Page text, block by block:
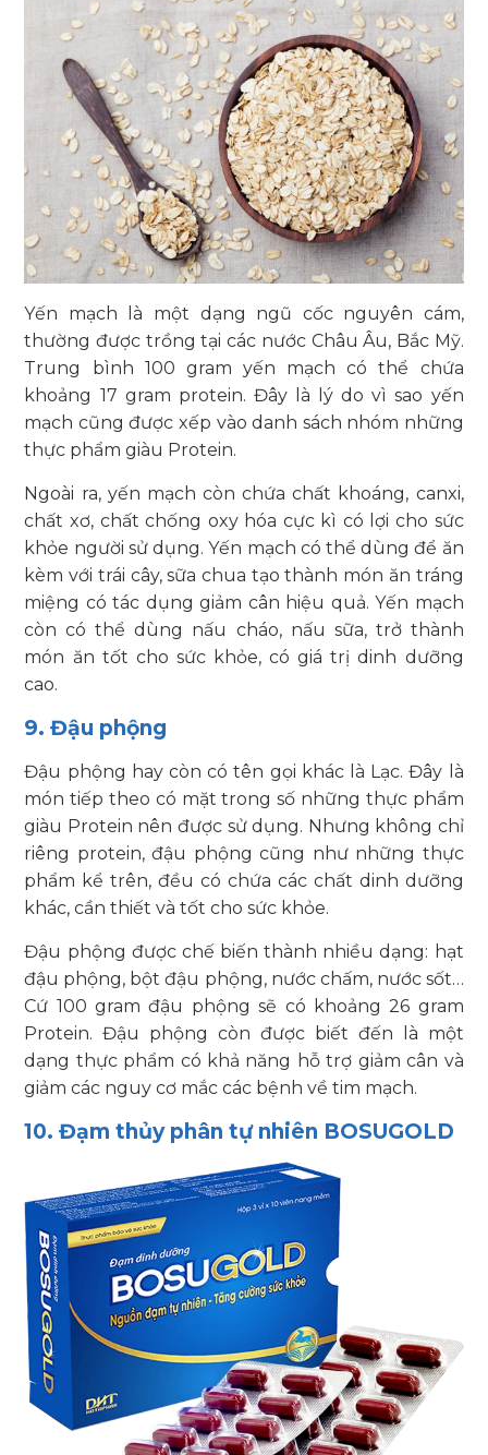
Yến mạch là một dạng ngũ cốc nguyên cám,
thường được trồng tại các nước Châu Âu, Bắc Mỹ.
Trung bình 100 gram yến mạch có thể chứa
khoảng 17 gram protein. Đây là lý do vì sao yến
mạch cũng được xếp vào danh sách nhóm những
thực phẩm giàu Protein.
Ngoài ra, yến mạch còn chứa chất khoáng, canxi,
chất xơ, chất chống oxy hóa cực kì có lợi cho sức
khỏe người sử dụng. Yến mạch có thể dùng để ăn
kèm với trái cây, sữa chua tạo thành món ăn tráng
miệng có tác dụng giảm cân hiệu quả. Yến mạch
còn có thể dùng nấu cháo, nấu sữa, trở thành
món ăn tốt cho sức khỏe, có giá trị dinh dưỡng
cao.
9. Đậu phộng
Đậu phộng hay còn có tên gọi khác là Lạc. Đây là
món tiếp theo có mặt trong số những thực phẩm
giàu Protein nên được sử dụng. Nhưng không chỉ
riêng protein, đậu phộng cũng như những thực
phẩm kể trên, đều có chứa các chất dinh dưỡng
khác, cần thiết và tốt cho sức khỏe.
Đậu phộng được chế biến thành nhiều dạng: hạt
đậu phộng, bột đậu phộng, nước chấm, nước sốt…
Cứ 100 gram đậu phộng sẽ có khoảng 26 gram
Protein. Đậu phộng còn được biết đến là một
dạng thực phẩm có khả năng hỗ trợ giảm cân và
giảm các nguy cơ mắc các bệnh về tim mạch.
10. Đạm thủy phân tự nhiên BOSUGOLD